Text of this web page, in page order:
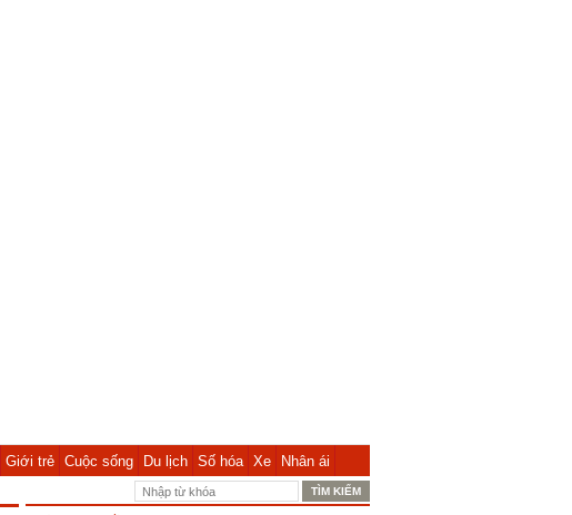
Giới trẻ Cuộc sống Du lịch Số hóa Xe Nhân ái